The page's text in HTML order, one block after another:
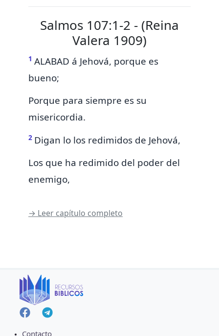
Salmos 107:1-2 - (Reina
Valera 1909)
1 ALABAD á Jehová, porque es
bueno;
Porque para siempre es su
misericordia.
2 Digan lo los redimidos de Jehová,
Los que ha redimido del poder del
enemigo,
→ Leer capítulo completo
Contacto